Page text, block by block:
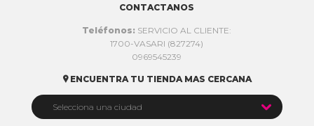
CONTACTANOS
Teléfonos: SERVICIO AL CLIENTE:
1700-VASARI (827274)
0969545239
 ENCUENTRA TU TIENDA MAS CERCANA
Selecciona una ciudad 